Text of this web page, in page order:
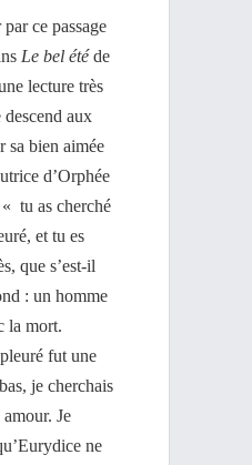
ce passage
Le bel étéde
lecture très
aux
sa bien aimée
d’Orphée
tu as cherché
et tu es
que s’est-il
: un homme
la mort.
fut une
je cherchais
Je
ne